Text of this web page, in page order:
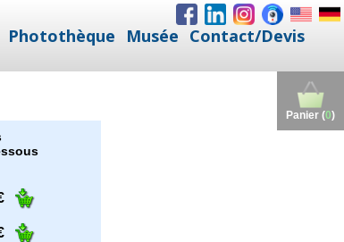
Photothèque Musée Contact/Devis